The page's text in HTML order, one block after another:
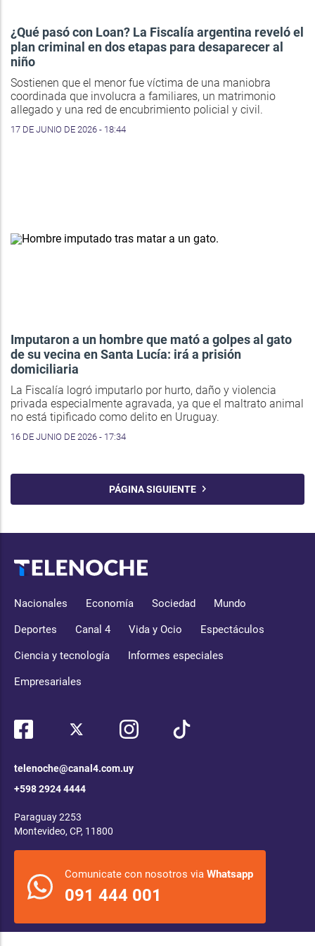
¿Qué pasó con Loan? La Fiscalía argentina reveló el
plan criminal en dos etapas para desaparecer al
niño
Sostienen que el menor fue víctima de una maniobra
coordinada que involucra a familiares, un matrimonio
allegado y una red de encubrimiento policial y civil.
17 DE JUNIO DE 2026 - 18:44
Imputaron a un hombre que mató a golpes al gato
de su vecina en Santa Lucía: irá a prisión
domiciliaria
La Fiscalía logró imputarlo por hurto, daño y violencia
privada especialmente agravada, ya que el maltrato animal
no está tipificado como delito en Uruguay.
16 DE JUNIO DE 2026 - 17:34
PÁGINA SIGUIENTE
Nacionales Economía Sociedad Mundo
Deportes Canal 4 Vida y Ocio Espectáculos
Ciencia y tecnología Informes especiales
Empresariales
telenoche@canal4.com.uy
+598 2924 4444
Paraguay 2253
Montevideo, CP, 11800
Comunicate con nosotros via Whatsapp
091 444 001